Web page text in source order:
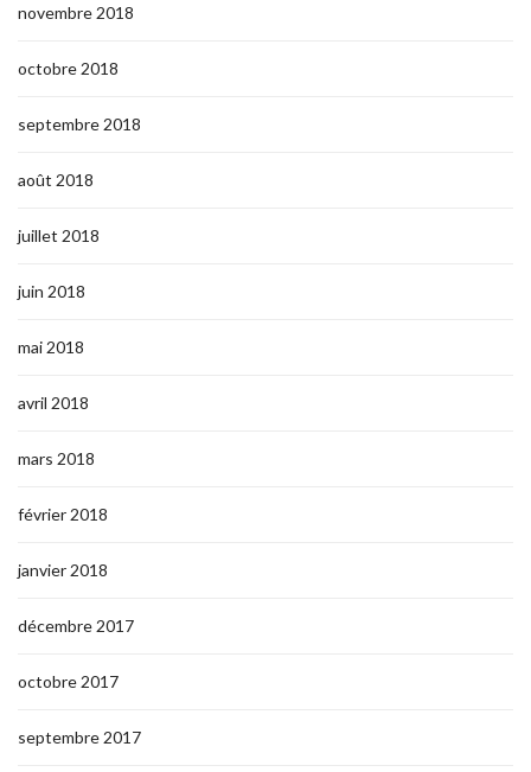
novembre 2018
octobre 2018
septembre 2018
août 2018
juillet 2018
juin 2018
mai 2018
avril 2018
mars 2018
février 2018
janvier 2018
décembre 2017
octobre 2017
septembre 2017